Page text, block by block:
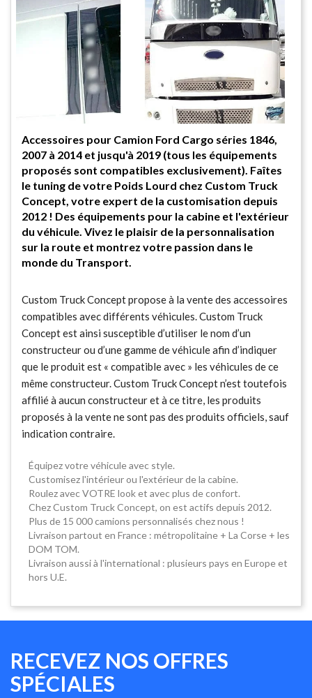
Accessoires pour Camion Ford Cargo séries 1846,
2007 à 2014 et jusqu'à 2019 (tous les équipements
proposés sont compatibles exclusivement). Faîtes
le tuning de votre Poids Lourd chez Custom Truck
Concept, votre expert de la customisation depuis
2012 ! Des équipements pour la cabine et l'extérieur
du véhicule. Vivez le plaisir de la personnalisation
sur la route et montrez votre passion dans le
monde du Transport.
Custom Truck Concept propose à la vente des accessoires
compatibles avec différents véhicules. Custom Truck
Concept est ainsi susceptible d’utiliser le nom d’un
constructeur ou d’une gamme de véhicule afin d’indiquer
que le produit est « compatible avec » les véhicules de ce
même constructeur. Custom Truck Concept n’est toutefois
affilié à aucun constructeur et à ce titre, les produits
proposés à la vente ne sont pas des produits officiels, sauf
indication contraire.
Équipez votre véhicule avec style.
Customisez l'intérieur ou l'extérieur de la cabine.
Roulez avec VOTRE look et avec plus de confort.
Chez Custom Truck Concept, on est actifs depuis 2012.
Plus de 15 000 camions personnalisés chez nous !
Livraison partout en France : métropolitaine + La Corse + les
DOM TOM.
Livraison aussi à l'international : plusieurs pays en Europe et
hors U.E.
RECEVEZ NOS OFFRES
SPÉCIALES